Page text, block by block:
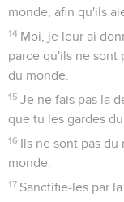
monde, afin qu'ils
14 Moi, je leur ai
parce qu'ils ne sont
du monde.
15 Je ne fais pas la
que tu les gardes du
16 Ils ne sont pas du
monde.
17 Sanctifie-les par